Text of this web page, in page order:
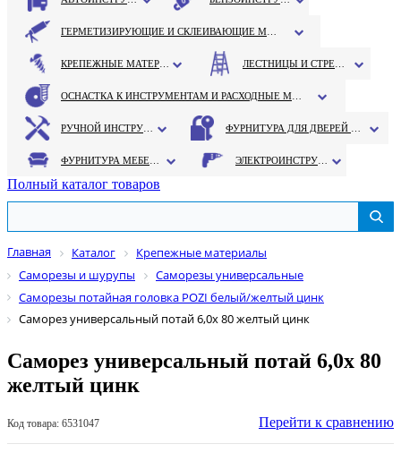
Полный каталог товаров
Главная Каталог
Крепежные материалы
Саморезы и шурупы
Саморезы универсальные
Саморезы потайная головка POZI белый/желтый цинк
Саморез универсальный потай 6,0х 80 желтый цинк
Саморез универсальный потай 6,0х 80
желтый цинк
Код товара: 6531047 Перейти к сравнению